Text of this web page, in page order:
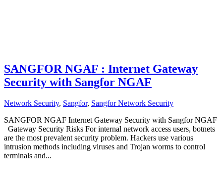
SANGFOR NGAF : Internet Gateway
Security with Sangfor NGAF
Network Security, Sangfor, Sangfor Network Security
SANGFOR NGAF Internet Gateway Security with Sangfor NGAF
Gateway Security Risks For internal network access users, botnets
are the most prevalent security problem. Hackers use various
intrusion methods including viruses and Trojan worms to control
terminals and...